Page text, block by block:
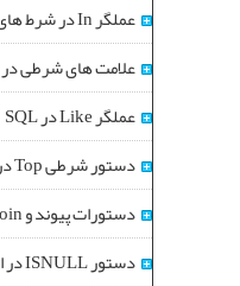
عملگر In در شرط های sql
علامت های شرطی در Like
عملگر Like در SQL
دستور شرطی Top در SQL
دستورات پیوند و Join در SQL
دستور ISNULL در اس کیو ال